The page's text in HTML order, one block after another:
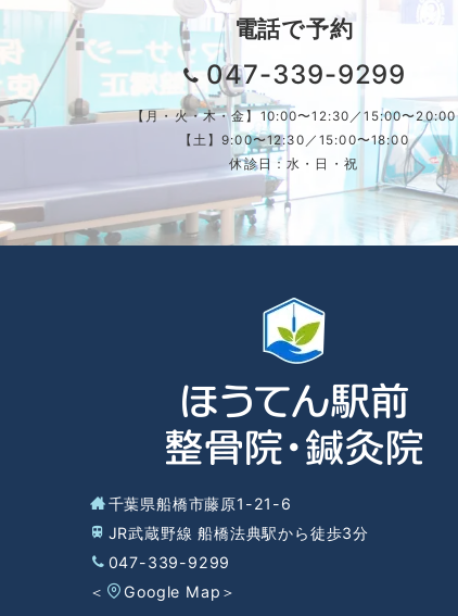
電話で予約
047-339-9299
【月・火・木・金】10:00〜12:30／15:00〜20:00
【土】9:00〜12:30／15:00〜18:00
休診日：水・日・祝
千葉県船橋市藤原1-21-6
JR武蔵野線 船橋法典駅から徒歩3分
047-339-9299
＜
Google Map ＞